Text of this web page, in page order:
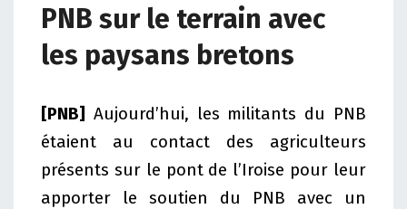
PNB sur le terrain avec
les paysans bretons
[PNB] Aujourd’hui, les militants du PNB
étaient au contact des agriculteurs
présents sur le pont de l’Iroise pour leur
apporter le soutien du PNB avec un